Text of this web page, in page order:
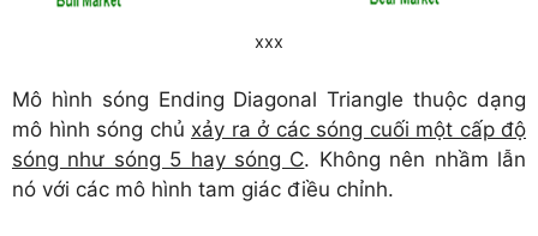
xxx
Mô hình sóng Ending Diagonal Triangle thuộc dạng
mô hình sóng chủ xảy ra ở các sóng cuối một cấp độ
sóng như sóng 5 hay sóng C. Không nên nhầm lẫn
nó với các mô hình tam giác điều chỉnh.